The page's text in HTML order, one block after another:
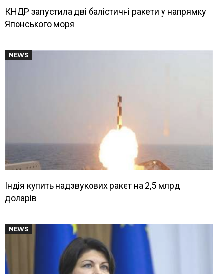
КНДР запустила дві балістичні ракети у напрямку
Японського моря
NEWS
Індія купить надзвукових ракет на 2,5 млрд
доларів
NEWS